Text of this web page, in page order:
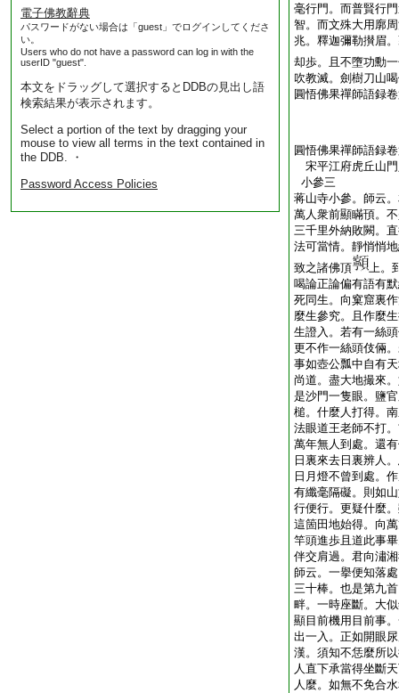
電子佛教辭典
パスワードがない場合は「guest」でログインしてくださ
い。
Users who do not have a password can log in with the
userID "guest".
本文をドラッグして選択するとDDBの見出し語
検索結果が表示されます。
Select a portion of the text by dragging your
mouse to view all terms in the text contained in
the DDB. ・
Password Access Policies
毫行門。而普賢行
智。而文殊大用廓
兆。釋迦彌勒攅眉
却歩。且不墮功勳
吹教滅。劍樹刀山
圓悟佛果禪師語録
圓悟佛果禪師語録
宋平江府虎丘山
小參三
蒋山寺小參。師云
萬人衆前顯瞞頇。
三千里外納敗闕。
法可當情。靜悄悄
致之諸佛頂
上。
喝論正論偏有語有
死同生。向窠窟裏
麼生參究。且作麼
生證入。若有一絲
更不作一絲頭伎倆
事如壺公瓢中自有
尚道。盡大地撮來
是沙門一隻眼。鹽
槌。什麼人打得。
法眼道王老師不打
萬年無人到處。還
日裏來去日裏辨人
日月燈不曾到處。
有纖毫隔礙。則如
行便行。更疑什麼
這箇田地始得。向
竿頭進歩且道此事
伴交肩過。君向潚
師云。一擧便知落
三十棒。也是第九
畔。一時座斷。大
顯目前機用目前事
出一入。正如開眼
漢。須知不恁麼所
人直下承當得坐斷
人麼。如無不免合